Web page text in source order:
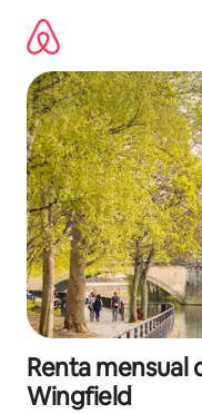
contenido
Renta mensual
Wingfield